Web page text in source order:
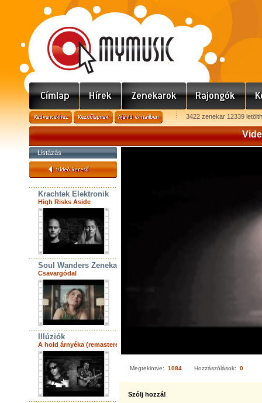
3422 zenekar 12339
Listázás
Krachtek Elektronik
High Risks Aside
Soul Wanders Zenekar
Csavargódal
Illúziók
A hold árnyéka (remastered)
Megtekintve: 1084 Hozzászólások: 0
Szólj hozzá!